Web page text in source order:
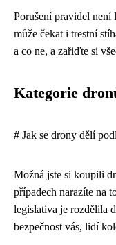
Porušení pravidel není
může čekat i trestní
a co ne, a zařiďte si
Kategorie
# Jak se drony dělí
Možná jste si koupili
případech narazíte na
legislativa je rozdělila
bezpečnost vás, lidí